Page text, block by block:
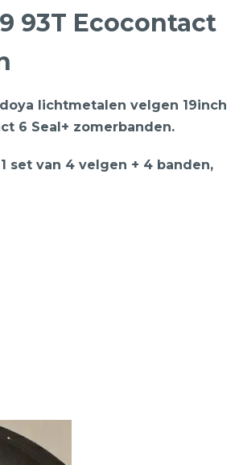
93T Ecocontact
lichtmetalen velgen 19inch
6 Seal+ zomerbanden.
set van 4 velgen + 4 banden,